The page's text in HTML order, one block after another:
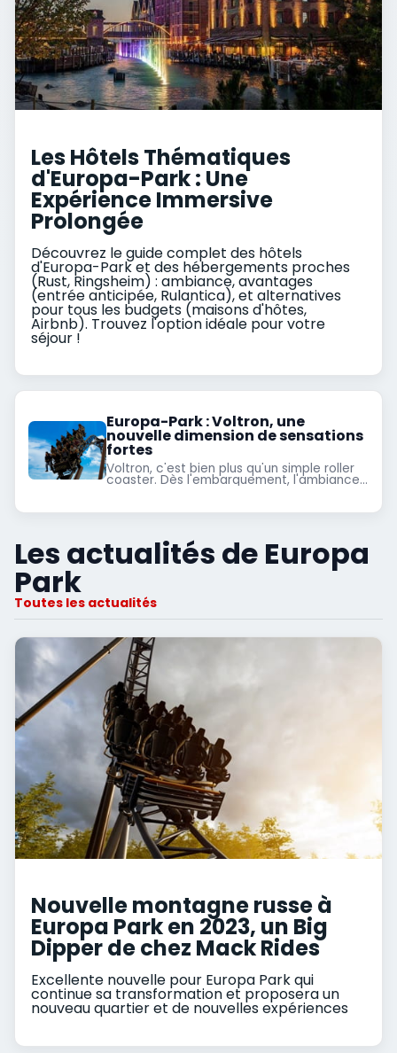
Les Hôtels Thématiques
d'Europa-Park : Une
Expérience Immersive
Prolongée
Découvrez le guide complet des hôtels
d'Europa-Park et des hébergements proches
(Rust, Ringsheim) : ambiance, avantages
(entrée anticipée, Rulantica), et alternatives
pour tous les budgets (maisons d'hôtes,
Airbnb). Trouvez l'option idéale pour votre
séjour !
Europa-Park : Voltron, une
nouvelle dimension de sensations
fortes
Voltron, c'est bien plus qu'un simple roller
coaster. Dès l'embarquement, l'ambiance
est électrique. Les décors soignés et les
immédiatement dans un univers captivant
Les actualités de Europa
Park
Toutes les actualités
Nouvelle montagne russe à
Europa Park en 2023, un Big
Dipper de chez Mack Rides
Excellente nouvelle pour Europa Park qui
continue sa transformation et proposera un
nouveau quartier et de nouvelles expériences